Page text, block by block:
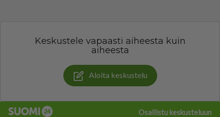
Keskustele vapaasti aiheesta kuin
aiheesta
Aloita keskustelu
Osallistu keskusteluun